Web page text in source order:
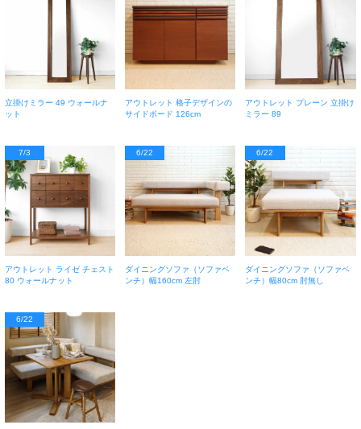
立掛けミラー 49 ウォールナ
ット
アウトレット 格子デザインの
サイドボード 126cm
アウトレット プレーン 立掛け
ミラー 89
7/3
アウトレット ライゼ チェスト
80 ウォールナット
6/22
ダイニングソファ（ソファベ
ンチ）幅160cm 左肘
6/22
ダイニングソファ（ソファベ
ンチ）幅80cm 肘無し
6/22